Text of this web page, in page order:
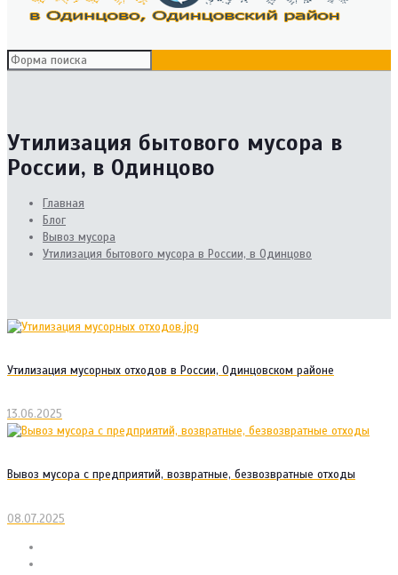
Утилизация бытового мусора в
России, в Одинцово
Главная
Блог
Вывоз мусора
Утилизация бытового мусора в России, в Одинцово
Утилизация мусорных отходов в России, Одинцовском районе
13.06.2025
Вывоз мусора с предприятий, возвратные, безвозвратные отходы
08.07.2025